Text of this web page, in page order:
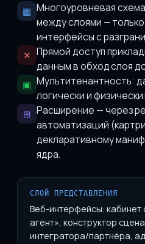
▦ Многоуровневая
между слоями —
интерфейсы с
✕ Прямой доступ
данным в обход слоя
▣ Мультитенантность:
логически и
⊞ Расширение — через
автоматизаций
декларативному
ядра.
СЛОЙ ПРЕДСТАВЛЕНИЯ
Веб-интерфейсы: кабинет
агент», конструктор
интегратора/партнёра,